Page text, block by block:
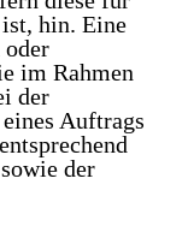
hin. Eine
oder
im Rahmen
der
Auftrags
der